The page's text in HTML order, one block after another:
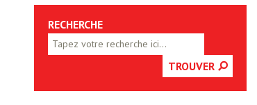
RECHERCHE
TROUVER